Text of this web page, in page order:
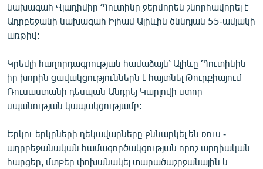
ԲԱՆԱՎԵՃ
ՁԳՏԵԼՈՎ ԼԱՎԱԳՈՒՅՆԻՆ
Հայերեն
English
Русский
ՀԵՏԵՎԵՔ ՄԵԶ
նախագահ Վլադիմիր Պուտինը ջերմորեն շնորհավորել է
Ադրբեջանի նախագահ Իլհամ Ալիևին ծննդյան 55-ամյակի
առթիվ:
Կրեմլի հաղորդագրության համաձայն՝ Ալիևը Պուտինին
իր խորին ցավակցություններն է հայտնել Թուրքիայում
Ռուսաստանի դեսպան Անդրեյ Կարլովի ստոր
սպանության կապակցությամբ:
Երկու երկրների ղեկավարները քննարկել են ռուս -
ադրբեջանական համագործակցության որոշ արդիական
հարցեր, մտքեր փոխանակել տարածաշրջանային և